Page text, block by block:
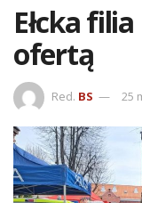
Ełcka
ofertą
Red. BS 25